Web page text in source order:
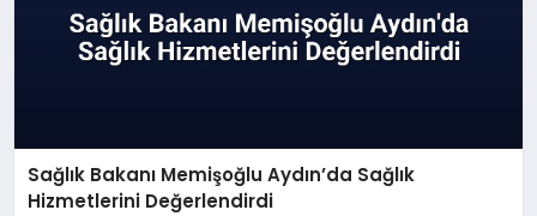
Sağlık Bakanı Memişoğlu Aydın’da Sağlık
Hizmetlerini Değerlendirdi